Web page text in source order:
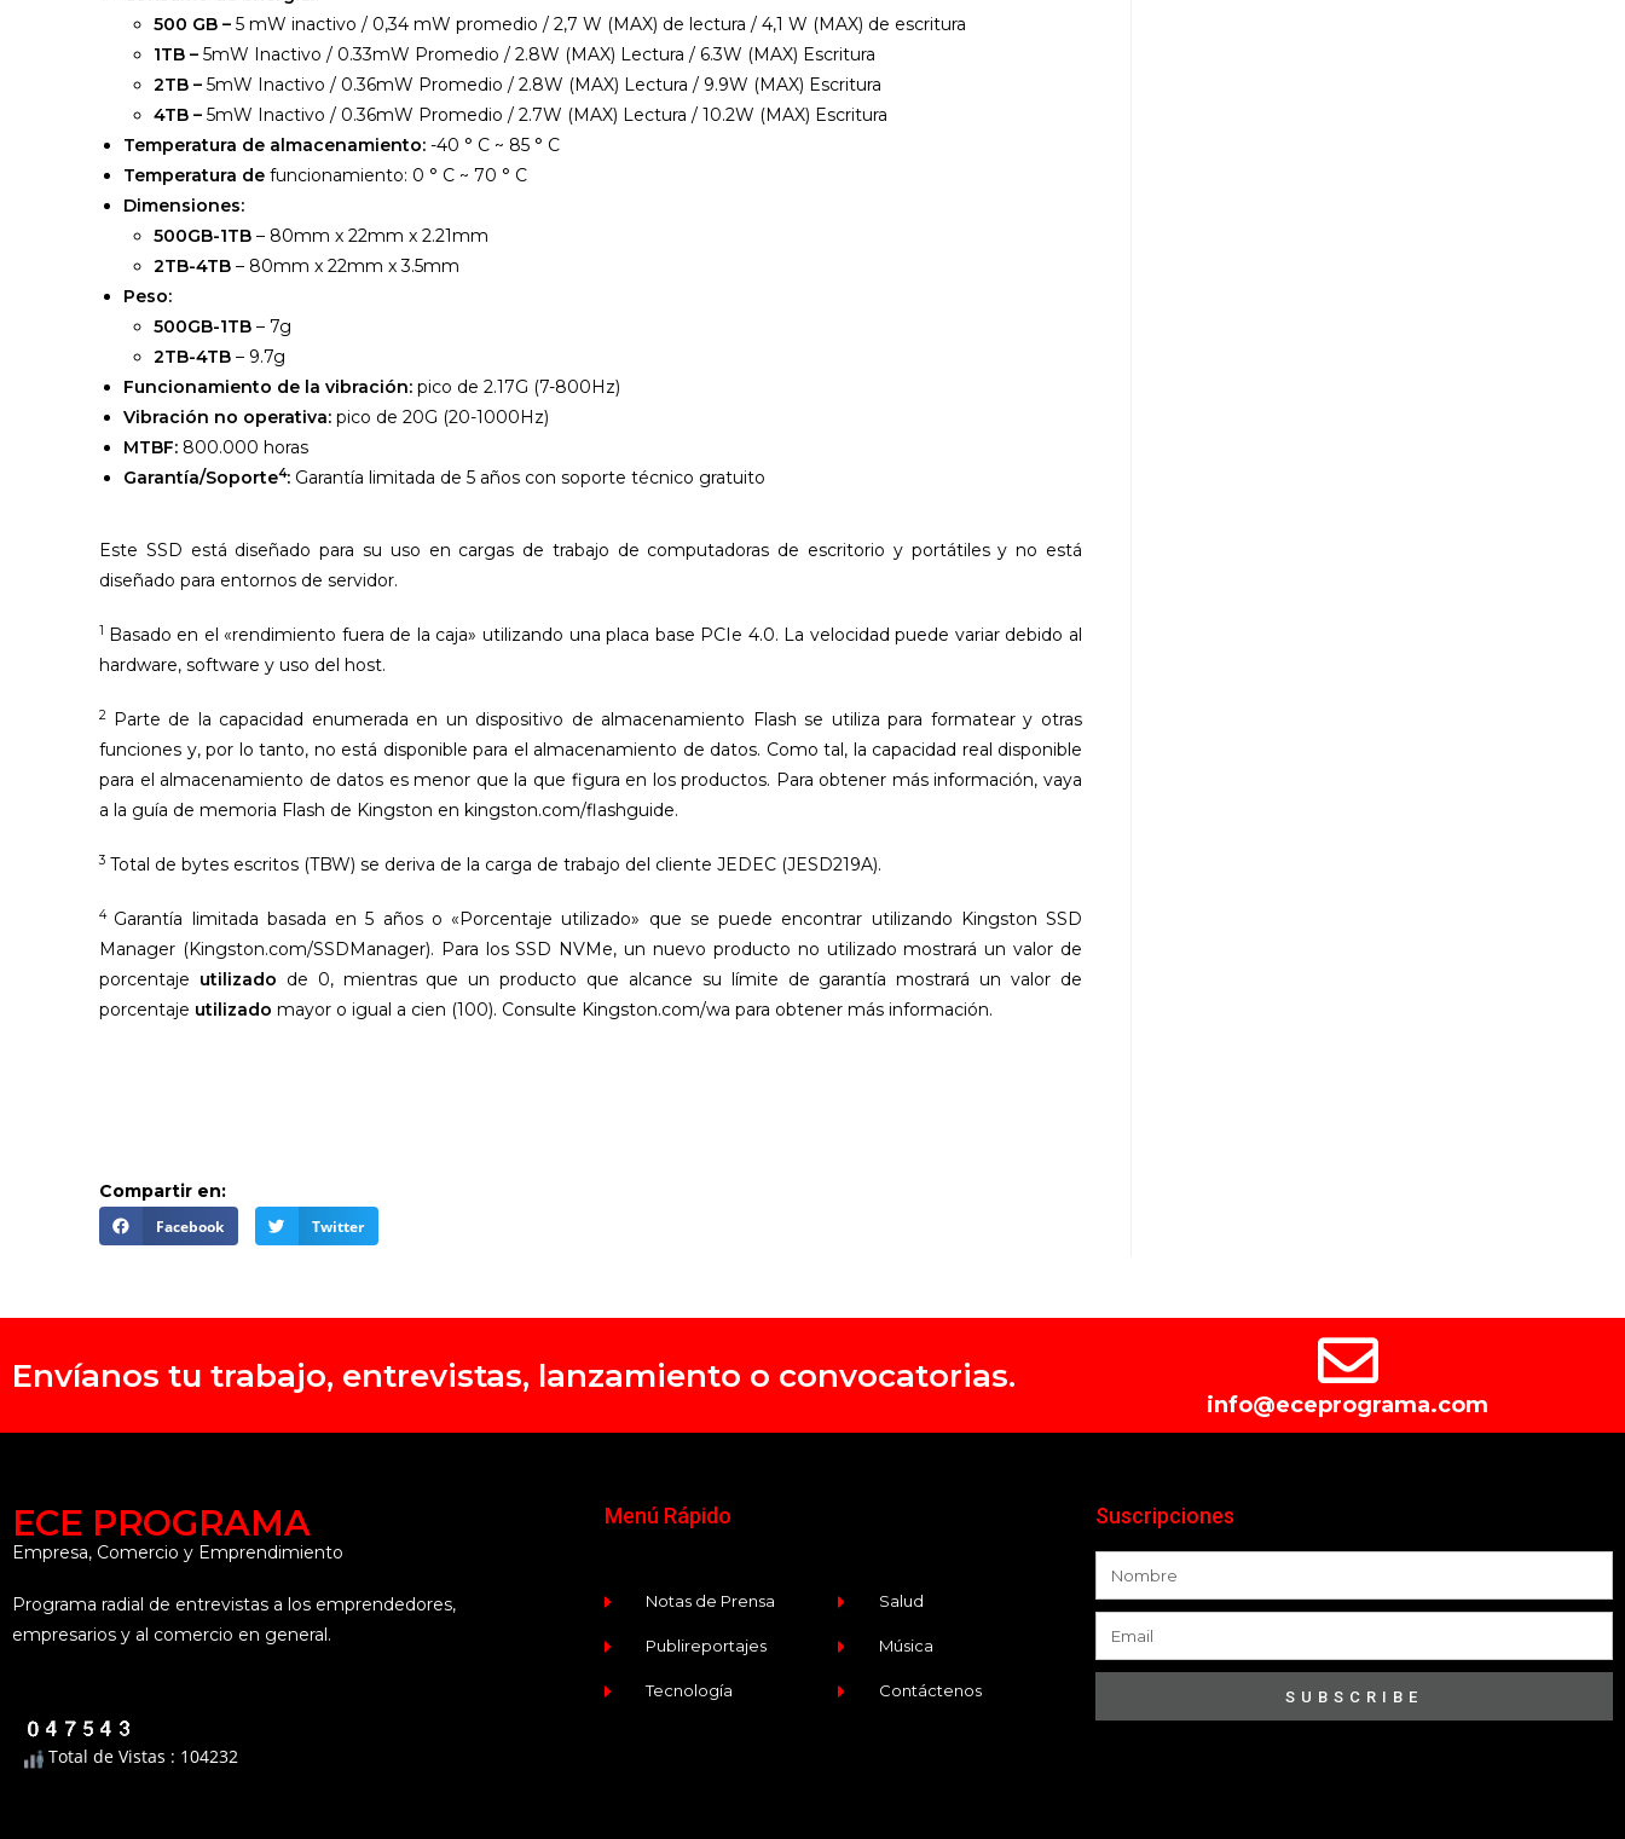
500 GB – 5 mW inactivo / 0,34 mW promedio / 2,7 W (MAX) de lectura / 4,1 W (MAX) de escritura
1TB – 5mW Inactivo / 0.33mW Promedio / 2.8W (MAX) Lectura / 6.3W (MAX) Escritura
2TB – 5mW Inactivo / 0.36mW Promedio / 2.8W (MAX) Lectura / 9.9W (MAX) Escritura
4TB – 5mW Inactivo / 0.36mW Promedio / 2.7W (MAX) Lectura / 10.2W (MAX) Escritura
Temperatura de almacenamiento: -40 ° C ~ 85 ° C
Temperatura de funcionamiento: 0 ° C ~ 70 ° C
Dimensiones:
500GB-1TB – 80mm x 22mm x 2.21mm
2TB-4TB – 80mm x 22mm x 3.5mm
Peso:
500GB-1TB – 7g
2TB-4TB – 9.7g
Funcionamiento de la vibración: pico de 2.17G (7-800Hz)
Vibración no operativa: pico de 20G (20-1000Hz)
MTBF: 800.000 horas
Garantía/Soporte4: Garantía limitada de 5 años con soporte técnico gratuito
Este SSD está diseñado para su uso en cargas de trabajo de computadoras de escritorio y portátiles y no está
diseñado para entornos de servidor.
1
Basado en el «rendimiento fuera de la caja» utilizando una placa base PCIe 4.0. La velocidad puede variar debido al
hardware, software y uso del host.
2
Parte de la capacidad enumerada en un dispositivo de almacenamiento Flash se utiliza para formatear y otras
funciones y, por lo tanto, no está disponible para el almacenamiento de datos. Como tal, la capacidad real disponible
para el almacenamiento de datos es menor que la que figura en los productos. Para obtener más información, vaya
a la guía de memoria Flash de Kingston en kingston.com/flashguide.
3 Total de bytes escritos (TBW) se deriva de la carga de trabajo del cliente JEDEC (JESD219A).
4 Garantía limitada basada en 5 años o «Porcentaje utilizado» que se puede encontrar utilizando Kingston SSD
Manager (Kingston.com/SSDManager). Para los SSD NVMe, un nuevo producto no utilizado mostrará un valor de
porcentaje utilizado de 0, mientras que un producto que alcance su límite de garantía mostrará un valor de
porcentaje utilizado mayor o igual a cien (100). Consulte Kingston.com/wa para obtener más información.
Compartir en:
Facebook Twitter
Envíanos tu trabajo, entrevistas, lanzamiento o convocatorias.
info@eceprograma.com
ECE PROGRAMA
Empresa, Comercio y Emprendimiento
Programa radial de entrevistas a los emprendedores,
empresarios y al comercio en general.
Total de Vistas : 104232
Menú Rápido
Notas de Prensa
Publireportajes
Tecnología
Salud
Música
Contáctenos
Suscripciones
SUBSCRIBE